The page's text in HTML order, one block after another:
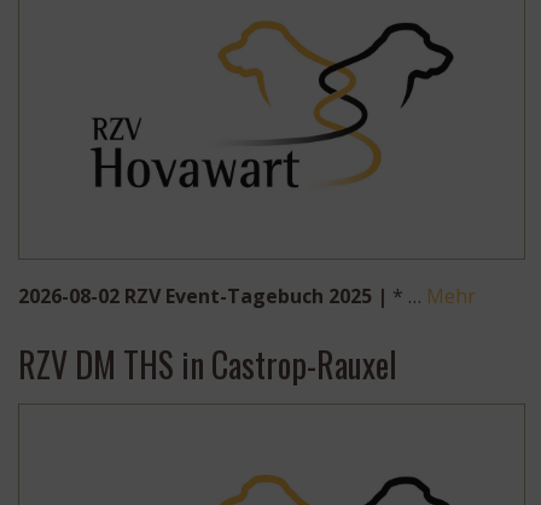
2026-08-02 RZV Event-Tagebuch 2025 | * … Mehr
RZV DM THS in Castrop-Rauxel